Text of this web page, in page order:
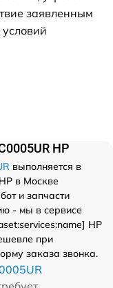
заявленным
HP
выполняется в
в Москве
и запчасти
- мы в сервисе
HP
при
заказа звонка.